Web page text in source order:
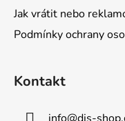
Jak vrátit nebo
Podmínky ochrany
Kontakt